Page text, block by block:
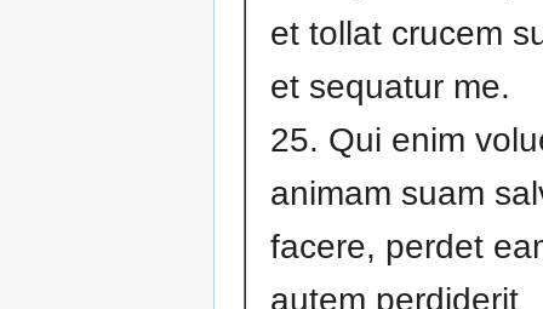
et tollat crucem
et sequatur me.
25. Qui enim
animam suam
facere, perdet
autem perdiderit